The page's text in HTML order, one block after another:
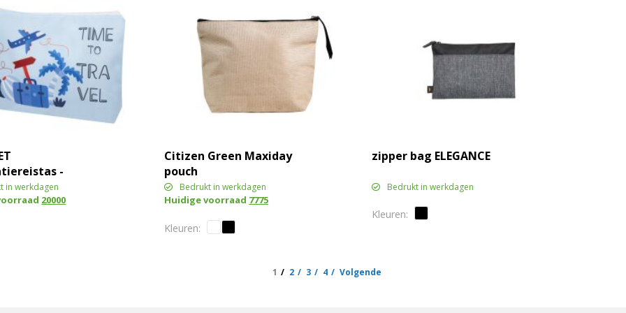
-
in werkdagen
20000
Citizen Green Maxiday
pouch
Bedrukt in werkdagen
Huidige voorraad 7775
zipper bag ELEGANCE
Bedrukt in werkdagen
1 2 3 4 Volgende